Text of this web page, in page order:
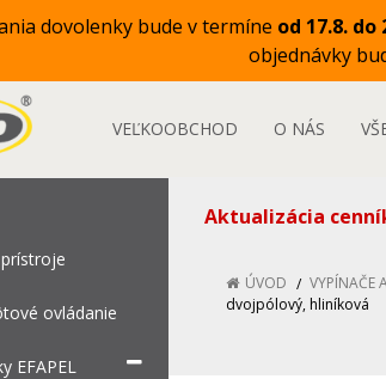
dovolenky bude v termíne od 17.8. do
objednávky
VEĽKOOBCHOD O NÁS
ovládanie
EFAPEL
Aktualizácia
ÚVOD VYPÍNAČE
dvojpólový, hliníková